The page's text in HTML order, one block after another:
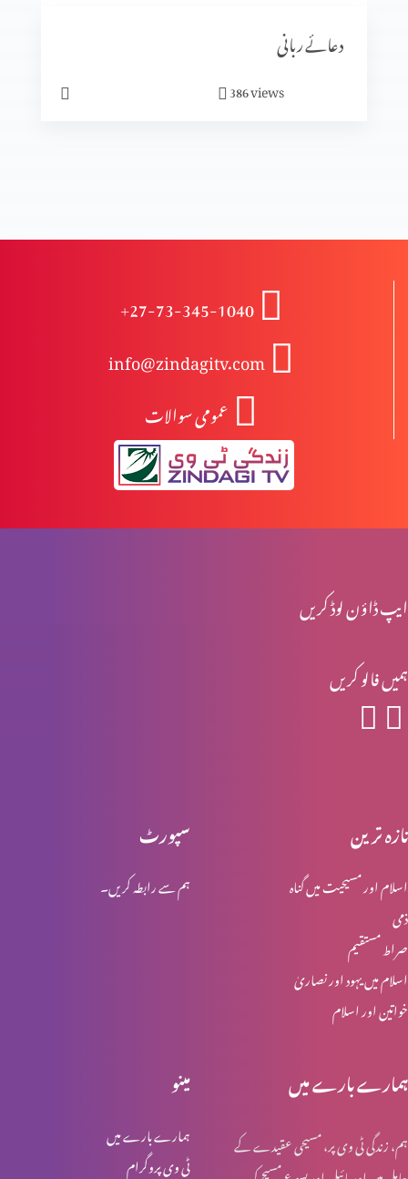
کرسمس کیوں ہے؟
تجسم المسیح (حصہ 1)
یسوع مسیح کا مرُدوں میں سے جی اٹھانا
یسوع مسیح کی گرفتاری اور عدالت
دعائے ربانی
386views
+27-73-345-1040
info@zindagitv.com
عمومی سوالات
ایپ ڈاؤن لوڈ کریں
ہمیں فالو کریں
سپورٹ
ہم سے رابطہ کریں۔
تازہ ترین
اسلام اور مسیحیت میں گناہ
ذمی
صراط مستقیم
اسلام میں یہود اور نصاریٰ
خواتین اور اسلام
مینو
ہمارے بارے میں
ٹی وی پروگرام
ہمارے بارے میں
ہم، زندگی ٹی وی پر، مسیحی عقیدے کے